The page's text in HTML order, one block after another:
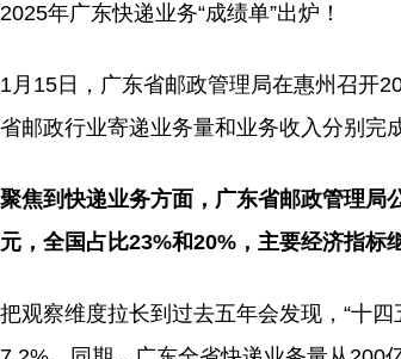
2025年广东快递业务“成绩单”出炉！
1月15日，广东省邮政管理局在惠州召开
省邮政行业寄递业务量和业务收入分别完
聚焦到快递业务方面，广东省邮政管理局
元，全国占比23%和20%，主要经济指标
把观察维度拉长到过去五年会发现，“十